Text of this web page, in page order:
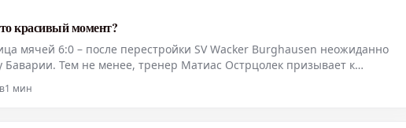
красивый момент?
мячей 6:0 – после перестройки SV Wacker Burghausen неожиданно
Баварии. Тем не менее, тренер Матиас Острцолек призывает к
открытый вопрос, который будет дан ответ лишь через шесть-восемь
1 мин